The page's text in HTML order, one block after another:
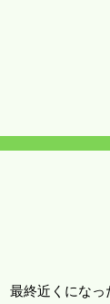
最終近くにな